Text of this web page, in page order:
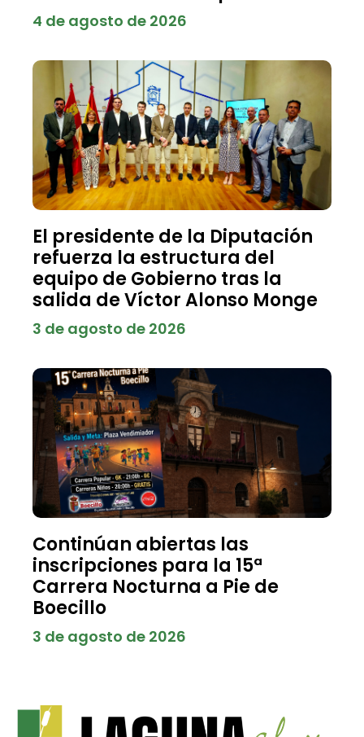
4 de agosto de 2026
El presidente de la Diputación
refuerza la estructura del
equipo de Gobierno tras la
salida de Víctor Alonso Monge
3 de agosto de 2026
Continúan abiertas las
inscripciones para la 15ª
Carrera Nocturna a Pie de
Boecillo
3 de agosto de 2026